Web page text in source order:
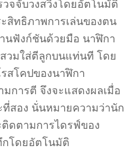
จจับวงสวิงโดยอัตโนมัติ
สิทธิภาพการเล่นของตน
นฟังก์ชันด้วยมือ นาฬิกา
วมใส่ตีลูกบนแท่นที โดย
รสโคปของนาฬิกา
มการตี จึงจะแสดงผลเมื่อ
ที่สอง นั่นหมายความว่านัก
ดตามการไดรฟ์ของ
กโดยอัตโนมัติ